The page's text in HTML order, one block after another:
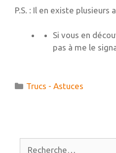
P.S. : Il en existe plusieurs
Si vous en
pas à me le
Catégories
Trucs - Astuces